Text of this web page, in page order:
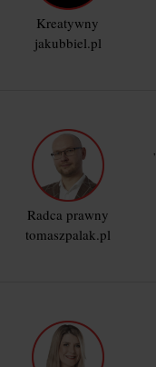
Kreatywny
jakubbiel.pl
Radca prawny
tomaszpalak.pl